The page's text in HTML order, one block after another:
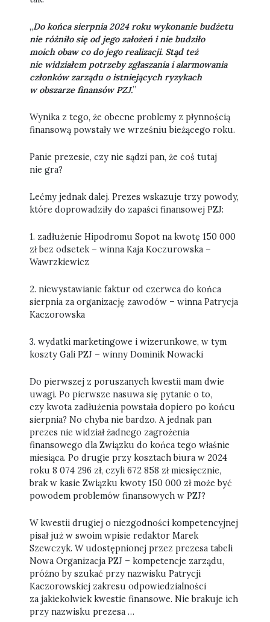
„Do końca sierpnia 2024 roku wykonanie budżetu
nie różniło się od jego założeń i nie budziło
moich obaw co do jego realizacji. Stąd też
nie widziałem potrzeby zgłaszania i alarmowania
członków zarządu o istniejących ryzykach
w obszarze finansów PZJ.”
Wynika z tego, że obecne problemy z płynnością
finansową powstały we wrześniu bieżącego roku.
Panie prezesie, czy nie sądzi pan, że coś tutaj
nie gra?
Lećmy jednak dalej. Prezes wskazuje trzy powody,
które doprowadziły do zapaści finansowej PZJ:
1. zadłużenie Hipodromu Sopot na kwotę 150 000
zł bez odsetek – winna Kaja Koczurowska –
Wawrzkiewicz
2. niewystawianie faktur od czerwca do końca
sierpnia za organizację zawodów – winna Patrycja
Kaczorowska
3. wydatki marketingowe i wizerunkowe, w tym
koszty Gali PZJ – winny Dominik Nowacki
Do pierwszej z poruszanych kwestii mam dwie
uwagi. Po pierwsze nasuwa się pytanie o to,
czy kwota zadłużenia powstała dopiero po końcu
sierpnia? No chyba nie bardzo. A jednak pan
prezes nie widział żadnego zagrożenia
finansowego dla Związku do końca tego właśnie
miesiąca. Po drugie przy kosztach biura w 2024
roku 8 074 296 zł, czyli 672 858 zł miesięcznie,
brak w kasie Związku kwoty 150 000 zł może być
powodem problemów finansowych w PZJ?
W kwestii drugiej o niezgodności kompetencyjnej
pisał już w swoim wpisie redaktor Marek
Szewczyk. W udostępnionej przez prezesa tabeli
Nowa Organizacja PZJ – kompetencje zarządu,
próżno by szukać przy nazwisku Patrycji
Kaczorowskiej zakresu odpowiedzialności
za jakiekolwiek kwestie finansowe. Nie brakuje ich
przy nazwisku prezesa …